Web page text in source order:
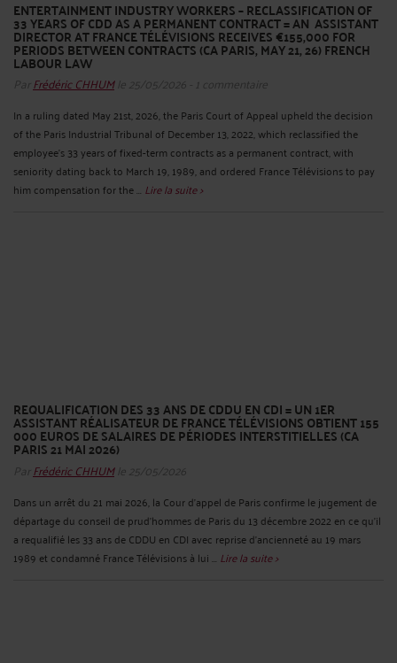
ENTERTAINMENT INDUSTRY WORKERS – RECLASSIFICATION OF
33 YEARS OF CDD AS A PERMANENT CONTRACT = AN ASSISTANT
DIRECTOR AT FRANCE TÉLÉVISIONS RECEIVES €155,000 FOR
PERIODS BETWEEN CONTRACTS (CA PARIS, MAY 21, 26) FRENCH
LABOUR LAW
Par Frédéric CHHUMle 25/05/2026 - 1 commentaire
In a ruling dated May 21st, 2026, the Paris Court of Appeal upheld the decision
of the Paris Industrial Tribunal of December 13, 2022, which reclassified the
employee's 33 years of fixed-term contracts as a permanent contract, with
seniority dating back to March 19, 1989, and ordered France Télévisions to pay
him compensation for the ... Lire la suite >
REQUALIFICATION DES 33 ANS DE CDDU EN CDI = UN 1ER
ASSISTANT RÉALISATEUR DE FRANCE TÉLÉVISIONS OBTIENT 155
000 EUROS DE SALAIRES DE PÉRIODES INTERSTITIELLES (CA
PARIS 21 MAI 2026)
Par Frédéric CHHUMle 25/05/2026
Dans un arrêt du 21 mai 2026, la Cour d’appel de Paris confirme le jugement de
départage du conseil de prud’hommes de Paris du 13 décembre 2022 en ce qu’il
a requalifié les 33 ans de CDDU en CDI avec reprise d’ancienneté au 19 mars
1989 et condamné France Télévisions à lui ... Lire la suite >